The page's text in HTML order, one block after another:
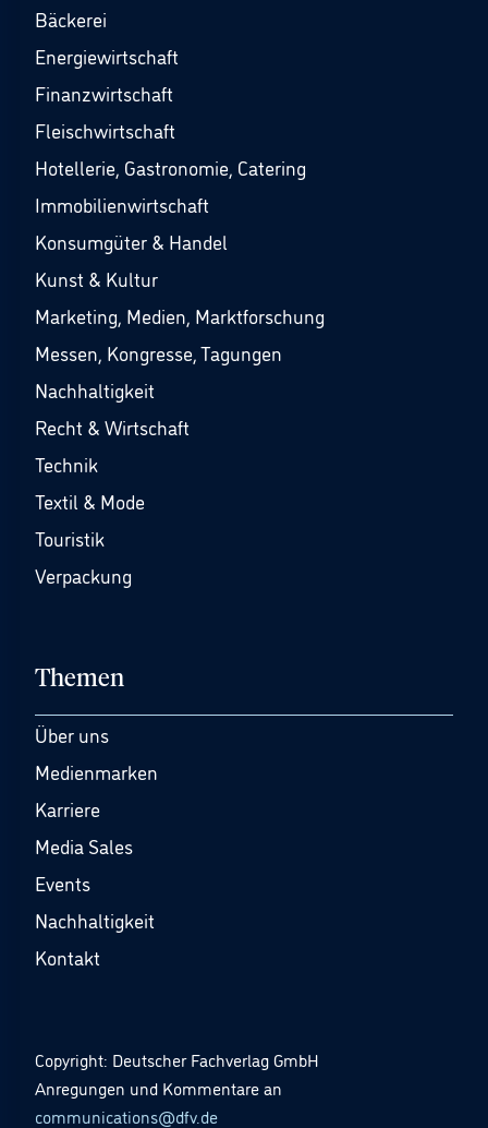
Bäckerei
Energiewirtschaft
Finanzwirtschaft
Fleischwirtschaft
Hotellerie, Gastronomie, Catering
Immobilienwirtschaft
Konsumgüter & Handel
Kunst & Kultur
Marketing, Medien, Marktforschung
Messen, Kongresse, Tagungen
Nachhaltigkeit
Recht & Wirtschaft
Technik
Textil & Mode
Touristik
Verpackung
Themen
Über uns
Medienmarken
Karriere
Media Sales
Events
Nachhaltigkeit
Kontakt
Copyright: Deutscher Fachverlag GmbH
Anregungen und Kommentare an
communications@dfv.de